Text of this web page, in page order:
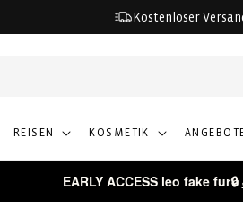
Kostenloser
REISEN KOSMETIK
EARLY ACCESS leo fake fur🔒